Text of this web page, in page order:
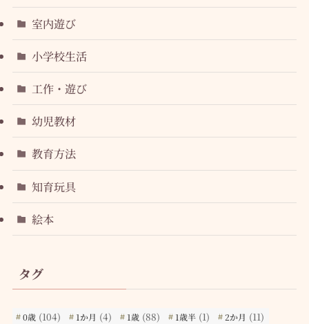
室内遊び
小学校生活
工作・遊び
幼児教材
教育方法
知育玩具
絵本
タグ
0歳 (104) 1か月 (4) 1歳 (88) 1歳半 (1) 2か月 (11)